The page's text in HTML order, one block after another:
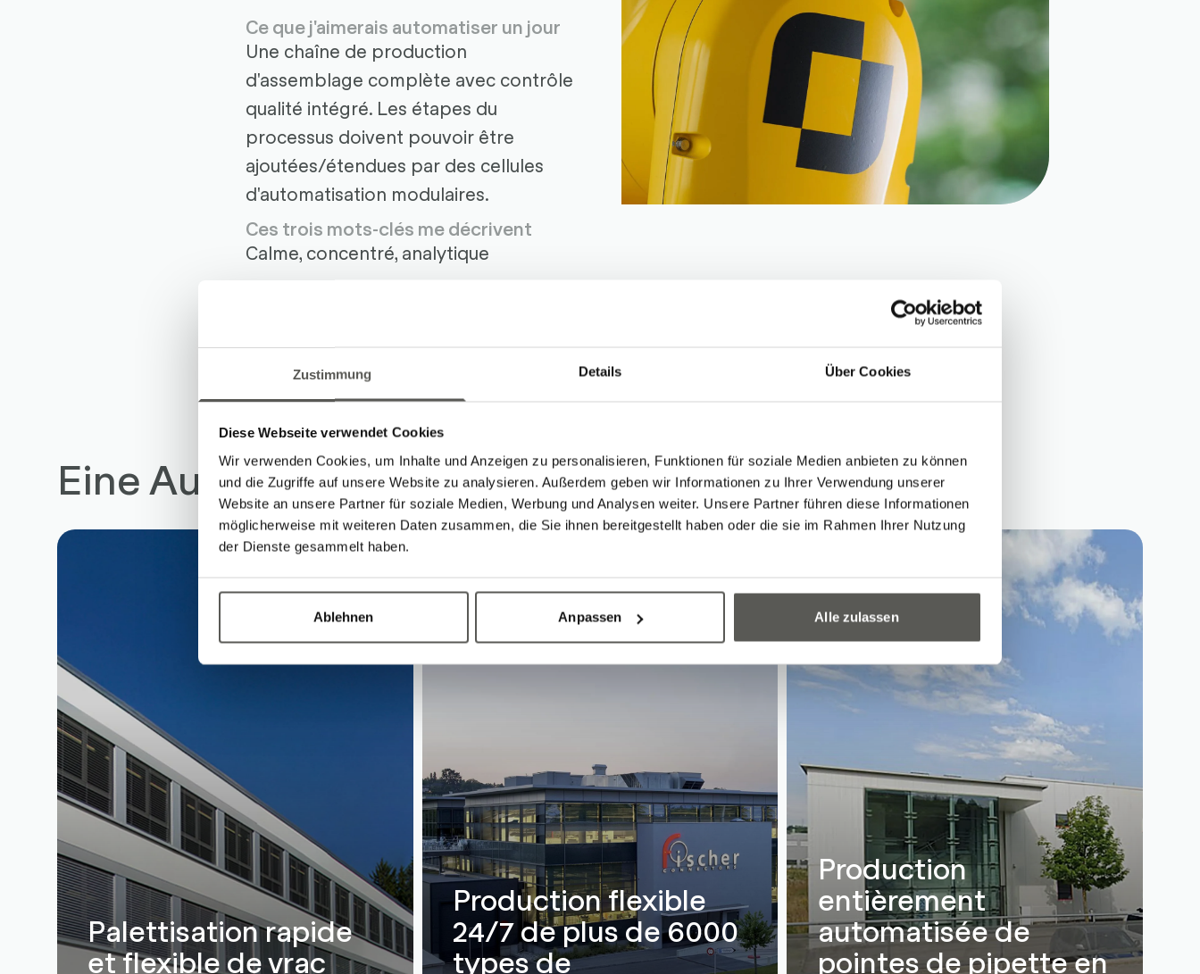
Zustimmung Details Über Cookies
Diese Webseite verwendet Cookies
Wir verwenden Cookies, um Inhalte und Anzeigen zu personalisieren, Funktionen für soziale Medien anbieten zu können
und die Zugriffe auf unsere Website zu analysieren. Außerdem geben wir Informationen zu Ihrer Verwendung unserer
Website an unsere Partner für soziale Medien, Werbung und Analysen weiter. Unsere Partner führen diese Informationen
möglicherweise mit weiteren Daten zusammen, die Sie ihnen bereitgestellt haben oder die sie im Rahmen Ihrer Nutzung
der Dienste gesammelt haben.
Ablehnen Anpassen Alle zulassen
Ce que j'aimerais automatiser un jour
Une chaîne de production
d'assemblage complète avec contrôle
qualité intégré. Les étapes du
processus doivent pouvoir être
ajoutées/étendues par des cellules
d'automatisation modulaires.
Ces trois mots-clés me décrivent
Calme, concentré, analytique
Eine Auswahl an Arbeiten von Simon
Palettisation rapide
et flexible de vrac
Production flexible
24/7 de plus de 6000
types de
Production
entièrement
automatisée de
pointes de pipette en